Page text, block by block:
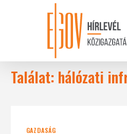
Találat: hálózati
GAZDASÁG